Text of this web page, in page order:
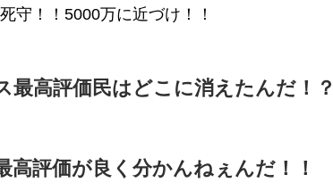
守！！5000万に近づけ！！
最高評価民はどこに消えたんだ！？
高評価が良く分かんねぇんだ！！